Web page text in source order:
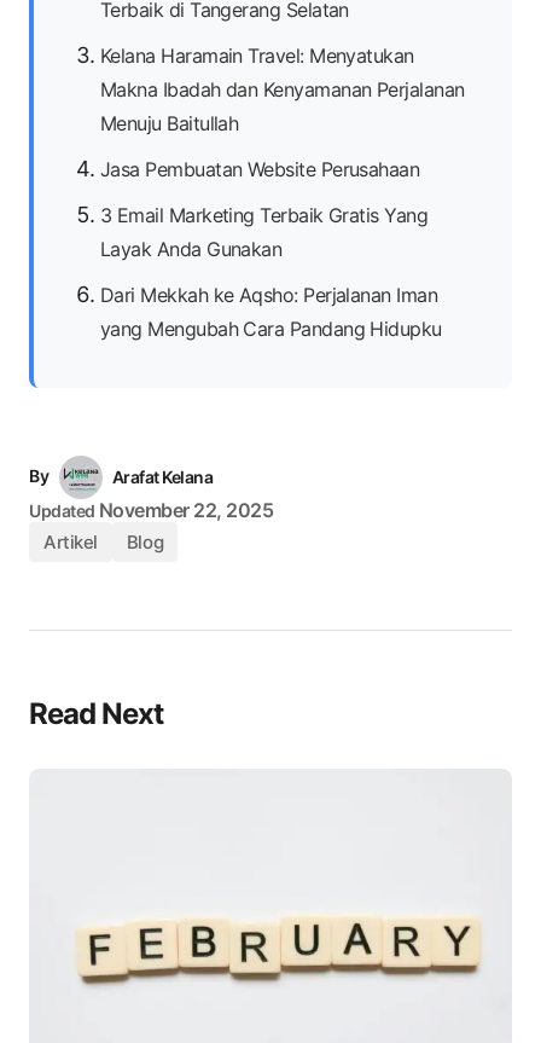
Terbaik di Tangerang Selatan
Kelana Haramain Travel: Menyatukan
Makna Ibadah dan Kenyamanan Perjalanan
Menuju Baitullah
Jasa Pembuatan Website Perusahaan
3 Email Marketing Terbaik Gratis Yang
Layak Anda Gunakan
Dari Mekkah ke Aqsho: Perjalanan Iman
yang Mengubah Cara Pandang Hidupku
By
Arafat Kelana
Updated November 22, 2025
Artikel Blog
Read Next